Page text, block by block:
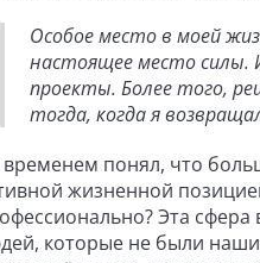
Особое место в моей
настоящее место силы.
проекты. Более того,
тогда, когда я
понял, что
жизненной
Эта
которые не были